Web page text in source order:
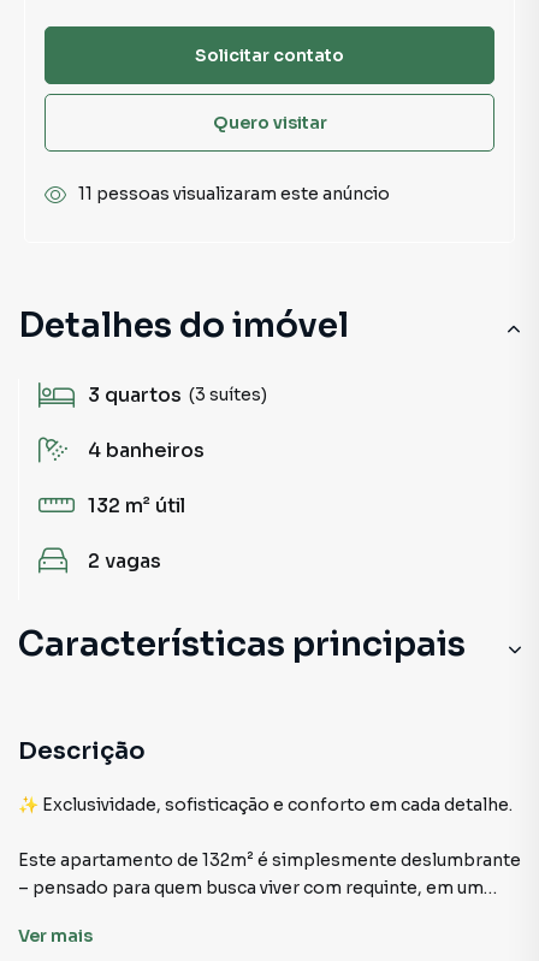
Detalhes do imóvel
3 quartos (3 suítes)
4 banheiros
132 m² útil
2 vagas
Características principais
Descrição
✨ Exclusividade, sofisticação e conforto em cada detalhe.
Este apartamento de 132m² é simplesmente deslumbrante
– pensado para quem busca viver com requinte, em um
Ver mais
Solicitar contato
Quero visitar
11 pessoas visualizaram este anúncio